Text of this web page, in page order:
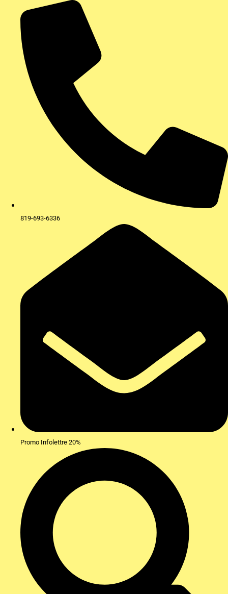
contenu
819-693-6336
Promo Infolettre 20%